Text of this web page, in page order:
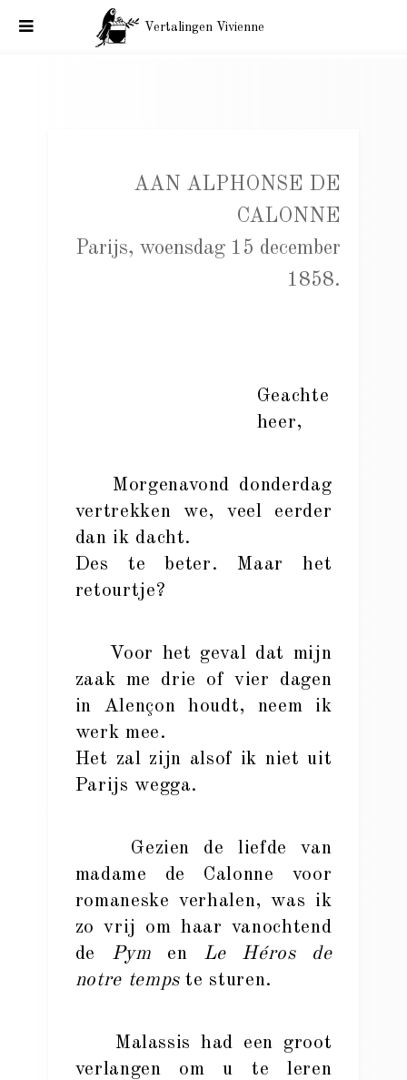
Vertalingen Vivienne
AAN ALPHONSE DE
CALONNE
Parijs, woensdag 15 december
1858.
Geachte
heer,
Morgenavond donderdag
vertrekken we, veel eerder
dan ik dacht.
Des te beter. Maar het
retourtje?
Voor het geval dat mijn
zaak me drie of vier dagen
in Alençon houdt, neem ik
werk mee.
Het zal zijn alsof ik niet uit
Parijs wegga.
Gezien de liefde van
madame de Calonne voor
romaneske verhalen, was ik
zo vrij om haar vanochtend
de Pym en Le Héros de
notre tempste sturen.
Malassis had een groot
verlangen om u te leren